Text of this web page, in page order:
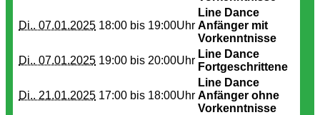
Di.. 07.01.2025 18:00 bis 19:00Uhr
Line Dance
Anfänger mit
Vorkenntnisse
Di.. 07.01.2025 19:00 bis 20:00Uhr
Line Dance
Fortgeschrittene
Di.. 21.01.2025 17:00 bis 18:00Uhr
Line Dance
Anfänger ohne
Vorkenntnisse